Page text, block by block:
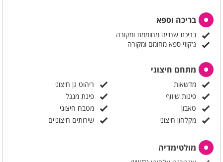
בריכה וספא
בריכת שחייה מחוממת ומקורה
ג'קוזי ספא מחומם ומקורה
מתחם חיצוני
מדשאות
ריהוט גן חיצוני
פינות שיזוף
פינת מנגל
טאבון
מטבח חיצוני
מקלחון חיצוני
שירותים חיצוניים
מולטימדיה